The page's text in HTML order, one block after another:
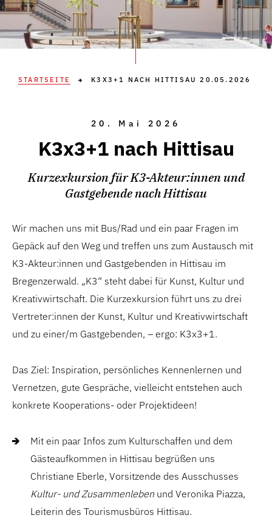
STARTSEITE K3X3+1 NACH HITTISAU 20.05.2026
20. Mai 2026
K3x3+1 nach Hittisau
Kurzexkursion für K3-Akteur:innen und
Gastgebende nach Hittisau
Wir machen uns mit Bus/Rad und ein paar Fragen im
Gepäck auf den Weg und treffen uns zum Austausch mit
K3-Akteur:innen und Gastgebenden in Hittisau im
Bregenzerwald. „K3“ steht dabei für Kunst, Kultur und
Kreativwirtschaft. Die Kurzexkursion führt uns zu drei
Vertreter:innen der Kunst, Kultur und Kreativwirtschaft
und zu einer/m Gastgebenden, – ergo: K3x3+1.
Das Ziel: Inspiration, persönliches Kennenlernen und
Vernetzen, gute Gespräche, vielleicht entstehen auch
konkrete Kooperations- oder Projektideen!
Mit ein paar Infos zum Kulturschaffen und dem
Gästeaufkommen in Hittisau begrüßen uns
Christiane Eberle, Vorsitzende des Ausschusses
Kultur- und Zusammenleben und Veronika Piazza,
Leiterin des Tourismusbüros Hittisau.